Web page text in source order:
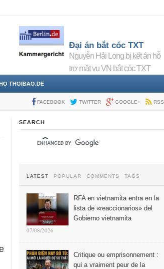
Đại án bắt cóc TXT
Nguyễn Hải Long bị kết án hỗ
trợ mật vụ VN bắt cóc TXT
THOIBAO.DE
FACEBOOK TWITTER GOOGLE+ RSS
SEARCH
LATEST POPULAR COMMENTS TAGS
RFA en vietnamita entra en la
lista de «reaccionarios» del
Gobierno vietnamita
07/08/2026
Critique ou emprisonnement :
qui a vraiment peur de la